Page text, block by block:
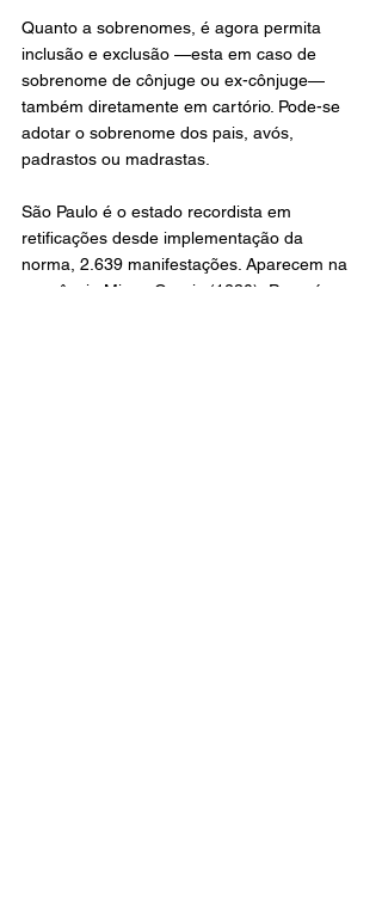
Quanto a sobrenomes, é agora permita
inclusão e exclusão —esta em caso de
sobrenome de cônjuge ou ex-cônjuge—
também diretamente em cartório. Pode-se
adotar o sobrenome dos pais, avós,
padrastos ou madrastas.
São Paulo é o estado recordista em
retificações desde implementação da
norma, 2.639 manifestações. Aparecem na
sequência Minas Gerais (1230), Paraná